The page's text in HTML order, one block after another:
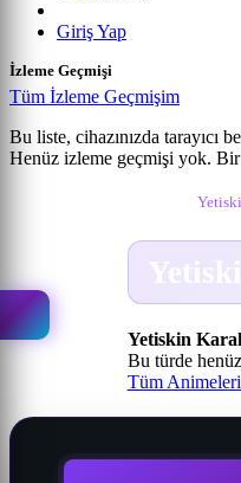
Giriş Yap
İzleme Geçmişi
Tüm İzleme Geçmişim
Bu liste, cihazınızda tarayıcı
Henüz izleme geçmişi yok.
Yetiskin
Bu türde
Tüm